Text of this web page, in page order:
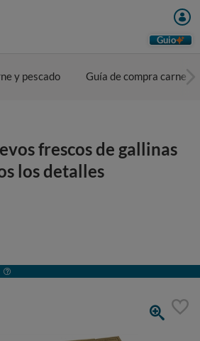
Guio
y pescado Guía de compra carne
frescos de gallinas
los detalles